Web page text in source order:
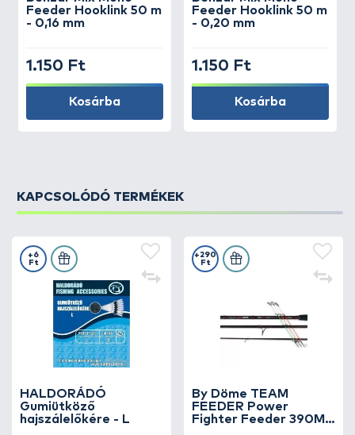
Feeder Hooklink 50 m
- 0,16 mm
1.150 Ft
Kosárba
Feeder Hooklink 50 m
- 0,20 mm
1.150 Ft
Kosárba
KAPCSOLÓDÓ TERMÉKEK
HALDORÁDÓ
Gumiütköző
hajszálelőkére - L
+6
Ft
By Döme TEAM
FEEDER Power
Fighter Feeder 390MH
+290
Ft